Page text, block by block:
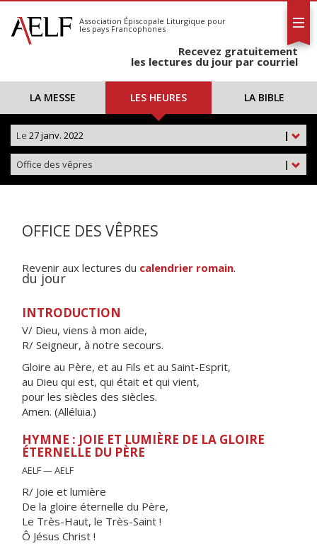
S'abonner
Calendrier
Association Épiscopale Liturgique pour
les pays Francophones
Recevez gratuitement
les lectures du jour par courriel
LA MESSE LES HEURES LA BIBLE
|
Le 27 janv. 2022
|
Office des vêpres
OFFICE DES VÊPRES
Revenir aux lectures du calendrier romain.
du jour
INTRODUCTION
V/ Dieu, viens à mon aide,
R/ Seigneur, à notre secours.
Gloire au Père, et au Fils et au Saint-Esprit,
au Dieu qui est, qui était et qui vient,
pour les siècles des siècles.
Amen. (Alléluia.)
HYMNE : JOIE ET LUMIÈRE DE LA GLOIRE
ÉTERNELLE DU PÈRE
AELF — AELF
R/ Joie et lumière
De la gloire éternelle du Père,
Le Très-Haut, le Très-Saint !
Ô Jésus Christ !